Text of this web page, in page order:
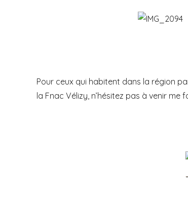
Pour ceux qui habitent dans la région
la Fnac Vélizy, n’hésitez pas à venir me